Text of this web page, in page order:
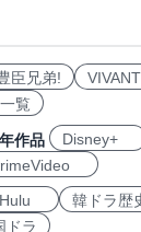
臣兄弟!
VIVANT
覧
作品
Disney+
Hulu
韓ドラ歴
ドラ